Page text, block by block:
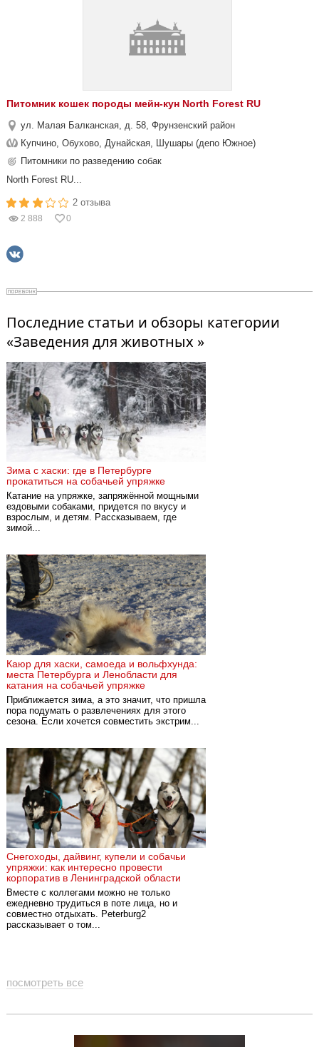
Питомник кошек породы мейн-кун North Forest RU
ул. Малая Балканская, д. 58, Фрунзенский район
Купчино, Обухово, Дунайская, Шушары (депо Южное)
Питомники по разведению собак
North Forest RU...
2 отзыва
2 888 0
Последние статьи и обзоры категории
«Заведения для животных »
Зима с хаски: где в Петербурге
прокатиться на собачьей упряжке
Катание на упряжке, запряжённой мощными
ездовыми собаками, придется по вкусу и
взрослым, и детям. Рассказываем, где
зимой...
Каюр для хаски, самоеда и вольфхунда:
места Петербурга и Ленобласти для
катания на собачьей упряжке
Приближается зима, а это значит, что пришла
пора подумать о развлечениях для этого
сезона. Если хочется совместить экстрим...
Снегоходы, дайвинг, купели и собачьи
упряжки: как интересно провести
корпоратив в Ленинградской области
Вместе с коллегами можно не только
ежедневно трудиться в поте лица, но и
совместно отдыхать. Peterburg2
рассказывает о том...
посмотреть все